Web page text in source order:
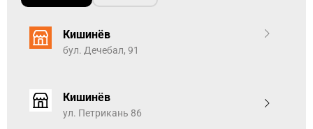
Коллекция виниловых напольных покрытий Arbiton
потребностей тех, кто ищет в своем напольном
покрытии не только красоту и уникальность, но и
членов семьи и могут выдерживать маленьких детей,
домашних животных, разливы и долгие часы танцев.
Кишинёв
бул. Дечебал, 91
Кишинёв
ул. Петрикань 86